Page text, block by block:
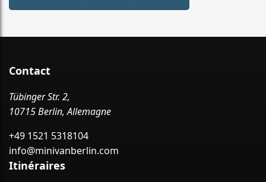
Contact
Tübinger Str. 2,
10715 Berlin, Allemagne
+49 1521 5318104
info@minivanberlin.com
Itinéraires